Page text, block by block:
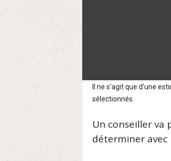
Il ne s'agit que d'une
sélectionnés.
Un conseiller va
déterminer